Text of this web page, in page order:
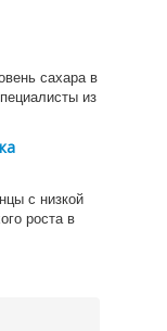
сахара в
из
с низкой
роста в